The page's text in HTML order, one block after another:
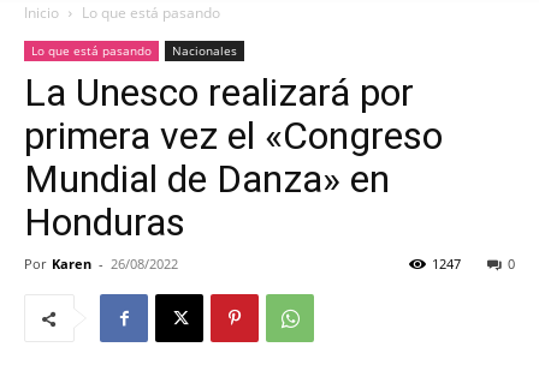
Inicio Lo que está pasando
Lo que está pasando Nacionales
La Unesco realizará por
primera vez el «Congreso
Mundial de Danza» en
Honduras
Por Karen - 26/08/2022 0
1247